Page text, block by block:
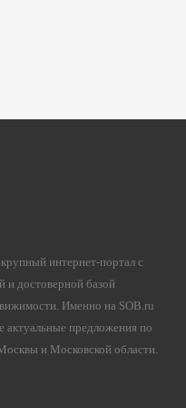
интернет-портал с
и достоверной базой
Именно на SOB.ru
актуальные предложения по
и Московской области.